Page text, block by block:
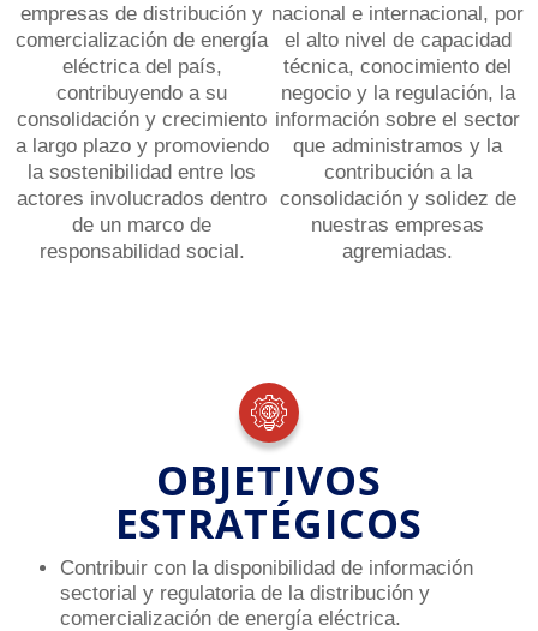
empresas de distribución y
comercialización de energía
eléctrica del país,
contribuyendo a su
consolidación y crecimiento
a largo plazo y promoviendo
la sostenibilidad entre los
actores involucrados dentro
de un marco de
responsabilidad social.
nacional e internacional, por
el alto nivel de capacidad
técnica, conocimiento del
negocio y la regulación, la
información sobre el sector
que administramos y la
contribución a la
consolidación y solidez de
nuestras empresas
agremiadas.
OBJETIVOS
ESTRATÉGICOS
Contribuir con la disponibilidad de información
sectorial y regulatoria de la distribución y
comercialización de energía eléctrica.